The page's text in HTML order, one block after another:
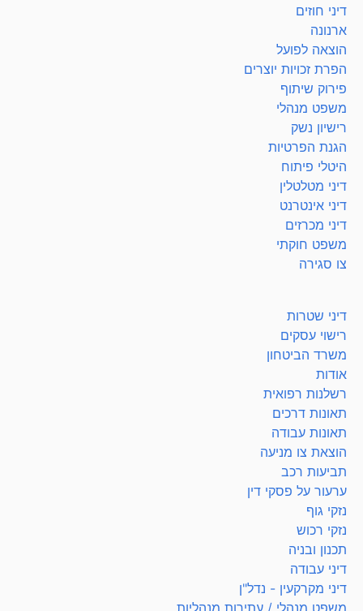
דיני חוזים
ארנונה
הוצאה לפועל
הפרת זכויות יוצרים
פירוק שיתוף
משפט מנהלי
רישיון נשק
הגנת הפרטיות
היטלי פיתוח
דיני מטלטלין
דיני אינטרנט
דיני מכרזים
משפט חוקתי
צו סגירה
דיני שטרות
רישוי עסקים
משרד הביטחון
אודות
רשלנות רפואית
תאונות דרכים
תאונות עבודה
הוצאת צו מניעה
תביעות רכב
ערעור על פסקי דין
נזקי גוף
נזקי רכוש
תכנון ובניה
דיני עבודה
דיני מקרקעין - נדל"ן
משפט מנהלי / עתירות מנהליות